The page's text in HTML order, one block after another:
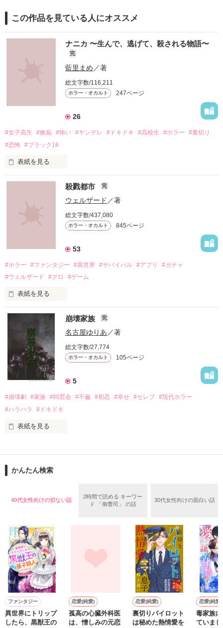
この作品を見ている人にオススメ
ナニカ 〜生んで、逃げて、殺される物語〜
完
藍里まめ ／著
総文字数/116,211
ホラー・オカルト 247ページ
26
#女子高生 #嫉妬 #怖い #ヤンデレ #ドキドキ #高校生 #ホラー
#裏切り
#恐怖
#ブラック16
表紙を見る
「お願い、正気に戻って！」
「ずっと一緒にいてあげる。
自分勝手な女子高生たちの
恋と友情、そして……
バケモノを生んで、殺して、殺される物語。
2015.12.27.完結公開
殺戮都市 完
ウェルザード ／著
総文字数/437,080
ホラー・オカルト 845ページ
53
#ホラー #ファンタジー #異世界 #サバイバル #アプリ
#ガチャ
#ウェルザード
#グロ #ゲーム
表紙を見る
円形の都市で、生きる為に人を殺す。
定められたシステムに抗う事が出来ずに、流されるままに。
殺し殺され、命の灯が完全に消えるまで。
高い壁に阻まれ、出る事が出来ない街。
現れる獣のような怪物。
俺達は、生きる為に人を殺す。
崩壊家族 完
名古屋ゆりあ／著
総文字数/27,774
ホラー・オカルト 105ページ
5
#崩壊劇 #家族 #同窓会 #不倫 #初恋 #幸せ #セレブ #現代ホラー
#ハラハラ
#ドキドキ
表紙を見る
どこで道を間違えてしまったのだろう？
“幸せになりたい”
ただ、
それだけだった
☆★完結しました☆★
本編
2011.10.01～2011.10.13
かんたん検索
40代女性向けの切ない話
2時間で読める キーワー
ド 「御曹司」 の話
30代女性向けの面白い話
ファンタジー
異世界にトリップ
したら、黒獣王の
恋愛(純愛)
孤高の心臓外科医
は、憎しみの元恋
恋愛(純愛)
裏切りパイロット
は秘めた熱情愛を
恋愛(純愛)
毒家族
ていま